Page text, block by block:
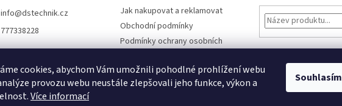
cookies, abychom Vám umožnili pohodlné prohlížení webu
provozu webu neustále zlepšovali jeho funkce, výkon a
Více informací
Souhlasím
info@dstechnik.cz
777338228
Jak nakupovat a reklamovat
Obchodní podmínky
Podmínky ochrany osobních
Kontakty
Moje objednávka